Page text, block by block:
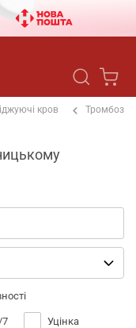
кров Тромбоз
7 Уцінка